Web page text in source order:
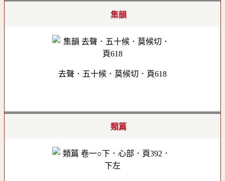
集韻
去聲．五十候．莫候切．頁618
類篇